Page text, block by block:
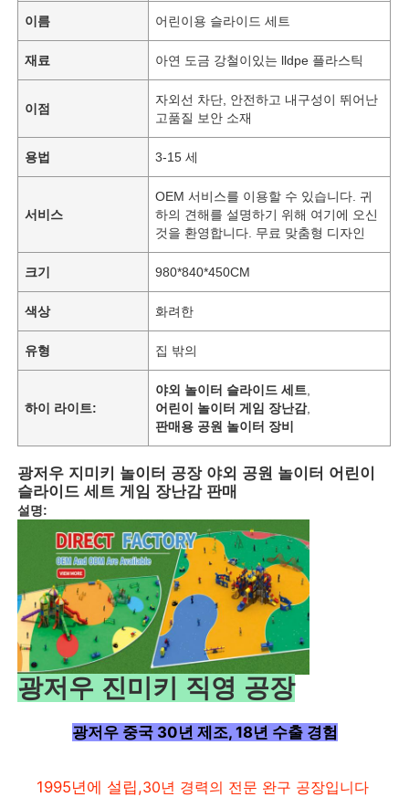
이름 어린이용 슬라이드 세트
재료 아연 도금 강철이있는 lldpe 플라스틱
이점
자외선 차단, 안전하고 내구성이 뛰어난
고품질 보안 소재
용법 3-15 세
서비스
OEM 서비스를 이용할 수 있습니다. 귀
하의 견해를 설명하기 위해 여기에 오신
것을 환영합니다. 무료 맞춤형 디자인
크기 980*840*450CM
색상 화려한
유형 집 밖의
하이 라이트:
야외 놀이터 슬라이드 세트
어린이 놀이터 게임 장난감,
판매용 공원 놀이터 장비
광저우 지미키 놀이터 공장 야외 공원 놀이터 어린이
슬라이드 세트 게임 장난감 판매
설명:
광저우 진미키 직영 공장
광저우 중국 30년 제조, 18년 수출 경험
1995년에 설립,30년 경력의 전문 완구 공장입니다